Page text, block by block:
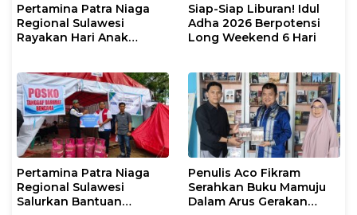
Pertamina Patra Niaga
Regional Sulawesi
Rayakan Hari Anak
Tumbuh Generasi
Penjaga Pesisir
Siap-Siap Liburan! Idul
Adha 2026 Berpotensi
Long Weekend 6 Hari
Pertamina Patra Niaga
Regional Sulawesi
Salurkan Bantuan
Penulis Aco Fikram
Serahkan Buku Mamuju
Dalam Arus Gerakan